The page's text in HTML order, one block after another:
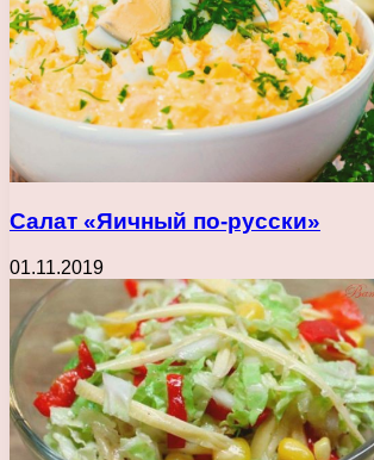
Салат «Яичный по-русски»
01.11.2019